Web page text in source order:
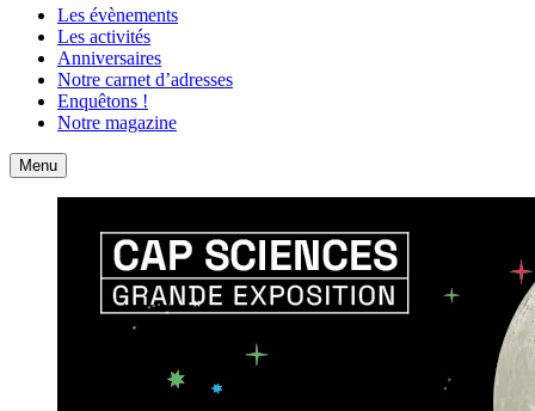
Les évènements
Les activités
Anniversaires
Notre carnet d’adresses
Enquêtons !
Notre magazine
Accueil
Menu Contact